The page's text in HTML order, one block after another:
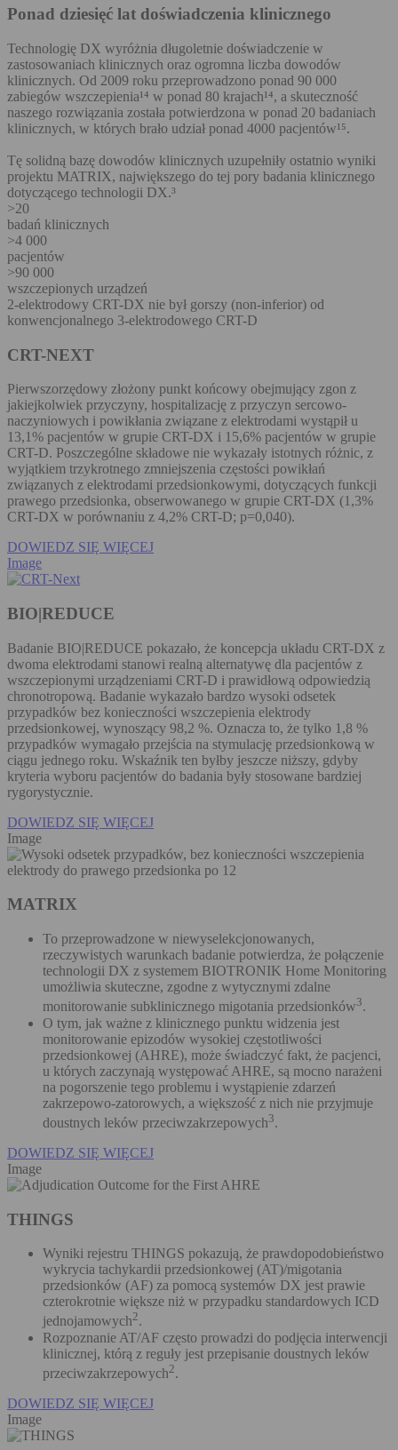
Ponad dziesięć lat doświadczenia klinicznego
Technologię DX wyróżnia długoletnie doświadczenie w
zastosowaniach klinicznych oraz ogromna liczba dowodów
klinicznych. Od 2009 roku przeprowadzono ponad 90 000
zabiegów wszczepienia¹⁴ w ponad 80 krajach¹⁴, a skuteczność
naszego rozwiązania została potwierdzona w ponad 20 badaniach
klinicznych, w których brało udział ponad 4000 pacjentów¹⁵.
Tę solidną bazę dowodów klinicznych uzupełniły ostatnio wyniki
projektu MATRIX, największego do tej pory badania klinicznego
dotyczącego technologii DX.³
>20
badań klinicznych
>4 000
pacjentów
>90 000
wszczepionych urządzeń
2-elektrodowy CRT-DX nie był gorszy (non-inferior) od
konwencjonalnego 3-elektrodowego CRT-D
CRT-NEXT
Pierwszorzędowy złożony punkt końcowy obejmujący zgon z
jakiejkolwiek przyczyny, hospitalizację z przyczyn sercowo-
naczyniowych i powikłania związane z elektrodami wystąpił u
13,1% pacjentów w grupie CRT-DX i 15,6% pacjentów w grupie
CRT-D. Poszczególne składowe nie wykazały istotnych różnic, z
wyjątkiem trzykrotnego zmniejszenia częstości powikłań
związanych z elektrodami przedsionkowymi, dotyczących funkcji
prawego przedsionka, obserwowanego w grupie CRT-DX (1,3%
CRT-DX w porównaniu z 4,2% CRT-D; p=0,040).
DOWIEDZ SIĘ WIĘCEJ
Image
BIO|REDUCE
Badanie BIO|REDUCE pokazało, że koncepcja układu CRT-DX z
dwoma elektrodami stanowi realną alternatywę dla pacjentów z
wszczepionymi urządzeniami CRT-D i prawidłową odpowiedzią
chronotropową. Badanie wykazało bardzo wysoki odsetek
przypadków bez konieczności wszczepienia elektrody
przedsionkowej, wynoszący 98,2 %. Oznacza to, że tylko 1,8 %
przypadków wymagało przejścia na stymulację przedsionkową w
ciągu jednego roku. Wskaźnik ten byłby jeszcze niższy, gdyby
kryteria wyboru pacjentów do badania były stosowane bardziej
rygorystycznie.
DOWIEDZ SIĘ WIĘCEJ
Image
MATRIX
To przeprowadzone w niewyselekcjonowanych,
rzeczywistych warunkach badanie potwierdza, że połączenie
technologii DX z systemem BIOTRONIK Home Monitoring
umożliwia skuteczne, zgodne z wytycznymi zdalne
monitorowanie subklinicznego migotania przedsionków3.
O tym, jak ważne z klinicznego punktu widzenia jest
monitorowanie epizodów wysokiej częstotliwości
przedsionkowej (AHRE), może świadczyć fakt, że pacjenci,
u których zaczynają występować AHRE, są mocno narażeni
na pogorszenie tego problemu i wystąpienie zdarzeń
zakrzepowo-zatorowych, a większość z nich nie przyjmuje
doustnych leków przeciwzakrzepowych3.
DOWIEDZ SIĘ WIĘCEJ
Image
THINGS
Wyniki rejestru THINGS pokazują, że prawdopodobieństwo
wykrycia tachykardii przedsionkowej (AT)/migotania
przedsionków (AF) za pomocą systemów DX jest prawie
czterokrotnie większe niż w przypadku standardowych ICD
jednojamowych2.
Rozpoznanie AT/AF często prowadzi do podjęcia interwencji
klinicznej, którą z reguły jest przepisanie doustnych leków
przeciwzakrzepowych2.
DOWIEDZ SIĘ WIĘCEJ
Image